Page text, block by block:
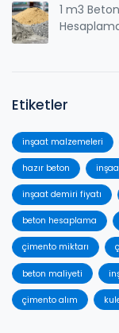
1 m3
Etiketler
inşaat malzemeleri
hazır beton
inşaat demiri fiyatı
beton hesaplama
çimento miktarı
beton maliyeti
çimento alım